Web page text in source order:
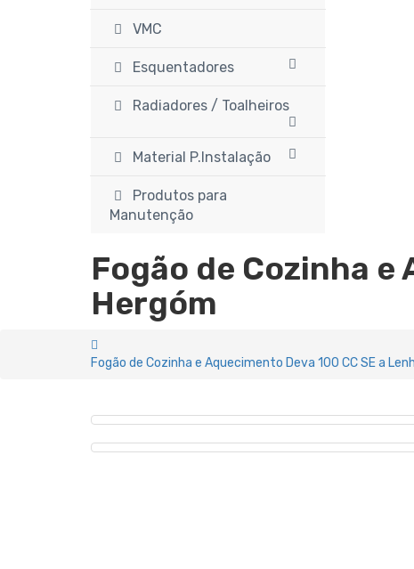
VMC
Esquentadores
Radiadores / Toalheiros
Material P.Instalação
Produtos para
Manutenção
Fogão de Cozinha e
Hergóm
Fogão de Cozinha e Aquecimento Deva 100 CC SE a